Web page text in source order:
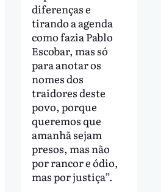
diferenças e
tirando a agenda
como fazia Pablo
Escobar, mas só
para anotar os
nomes dos
traidores deste
povo, porque
queremos que
amanhã sejam
presos, mas não
por rancor e ódio,
mas por justiça”.